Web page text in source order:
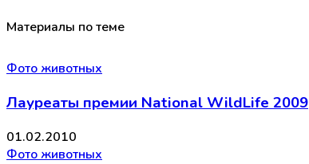
Материалы по теме
Фото животных
Лауреаты премии National WildLife 2009
01.02.2010
Фото животных